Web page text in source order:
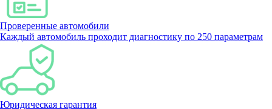
Проверенные автомобили
Каждый автомобиль проходит диагностику по 250 параметрам
Юридическая гарантия